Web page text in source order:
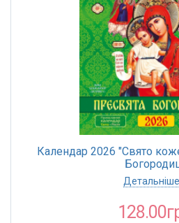
Календар 2026 "Свято
Детальніше